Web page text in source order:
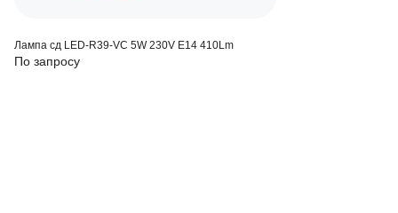
Лампа сд LED-R39-VC 5W 230V Е14 410Lm
По запросу